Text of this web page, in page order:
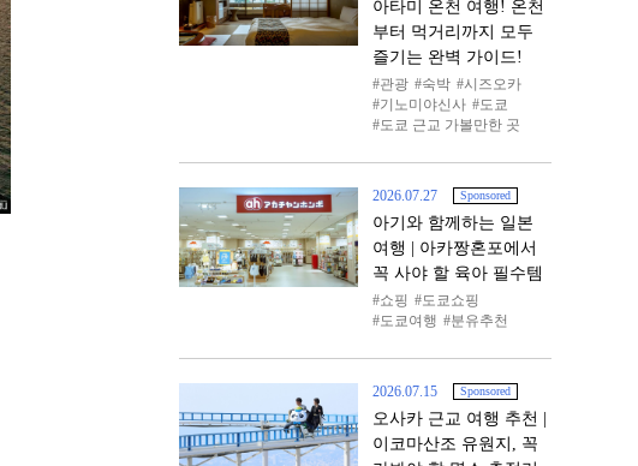
아타미 온천 여행! 온천
부터 먹거리까지 모두
즐기는 완벽 가이드!
관광 숙박
시즈오카
기노미야신사
도쿄
도쿄 근교 가볼만한 곳
2026.07.27 Sponsored
아기와 함께하는 일본
여행 | 아카짱혼포에서
꼭 사야 할 육아 필수템
쇼핑
도쿄쇼핑
도쿄여행
분유추천
2026.07.15 Sponsored
오사카 근교 여행 추천 |
이코마산조 유원지, 꼭